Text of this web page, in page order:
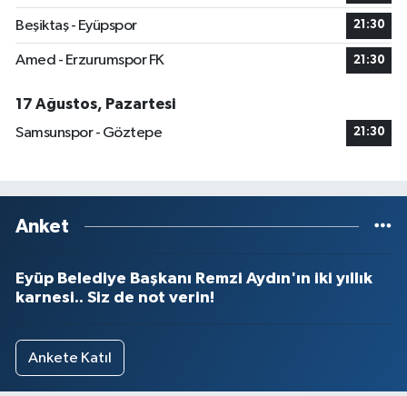
Beşiktaş - Eyüpspor 21:30
Amed - Erzurumspor FK 21:30
17 Ağustos, Pazartesi
Samsunspor - Göztepe
21:30
Anket
Eyüp Belediye Başkanı Remzi Aydın'ın iki yıllık
karnesi.. Siz de not verin!
Ankete Katıl